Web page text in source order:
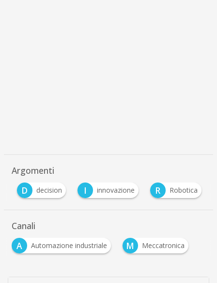
Argomenti
D decision I innovazione R Robotica
Canali
A
Automazione industriale M Meccatronica